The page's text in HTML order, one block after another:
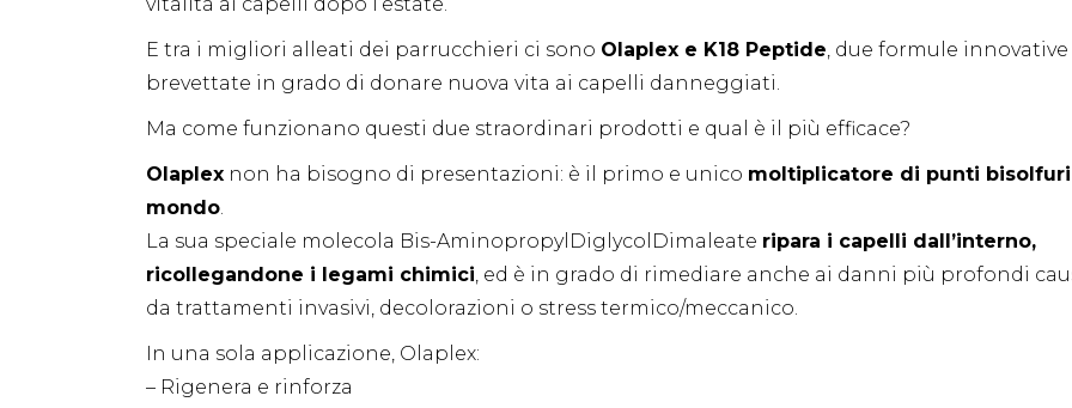
E tra i migliori alleati dei parrucchieri ci sono Olaplex e K18 Peptide , due formule innovative
brevettate in grado di donare nuova vita ai capelli danneggiati.
Ma come funzionano questi due straordinari prodotti e qual è il più efficace?
Olaplex non ha bisogno di presentazioni: è il primo e unico moltiplicatore di punti bisolfuri
mondo
La sua speciale molecola Bis-AminopropylDiglycolDimaleate ripara i capelli dall’interno,
ricollegandone i legami chimici , ed è in grado di rimediare anche ai danni più profondi
da trattamenti invasivi, decolorazioni o stress termico/meccanico.
In una sola applicazione, Olaplex:
– Rigenera e rinforza